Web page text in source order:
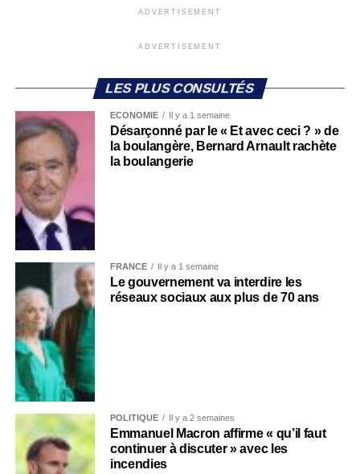
ADVERTISEMENT
ADVERTISEMENT
LES PLUS CONSULTÉS
ECONOMIE Il y a 1 semaine
Désarçonné par le « Et avec ceci ? » de
la boulangère, Bernard Arnault rachète
la boulangerie
FRANCE Il y a 1 semaine
Le gouvernement va interdire les
réseaux sociaux aux plus de 70 ans
POLITIQUE Il y a 2 semaines
Emmanuel Macron affirme « qu’il faut
continuer à discuter » avec les
incendies